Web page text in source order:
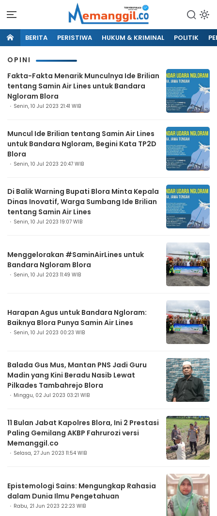
BERITA PERISTIWA HUKUM & KRIMINAL POLITIK
OPINI
Fakta-Fakta Menarik Munculnya Ide Brilian
tentang Samin Air Lines untuk Bandara
Ngloram Blora
Senin, 10 Jul 2023 21:41 WIB
Muncul Ide Brilian tentang Samin Air Lines
untuk Bandara Ngloram, Begini Kata TP2D
Blora
Senin, 10 Jul 2023 20:47 WIB
Di Balik Warning Bupati Blora Minta Kepala
Dinas Inovatif, Warga Sumbang Ide Brilian
tentang Samin Air Lines
Senin, 10 Jul 2023 19:07 WIB
Menggelorakan #SaminAirLines untuk
Bandara Ngloram Blora
Senin, 10 Jul 2023 11:49 WIB
Harapan Agus untuk Bandara Ngloram:
Baiknya Blora Punya Samin Air Lines
Senin, 10 Jul 2023 00:23 WIB
Balada Gus Mus, Mantan PNS Jadi Guru
Madin yang Kini Beradu Nasib Lewat
Pilkades Tambahrejo Blora
Minggu, 02 Jul 2023 03:21 WIB
11 Bulan Jabat Kapolres Blora, Ini 2 Prestasi
Paling Gemilang AKBP Fahrurozi versi
Memanggil.co
Selasa, 27 Jun 2023 11:54 WIB
Epistemologi Sains: Mengungkap Rahasia
dalam Dunia Ilmu Pengetahuan
Rabu, 21 Jun 2023 22:23 WIB